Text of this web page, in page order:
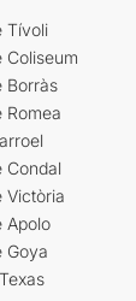
Tívoli
Coliseum
Borràs
Romea
Condal
Victòria
Apolo
Goya